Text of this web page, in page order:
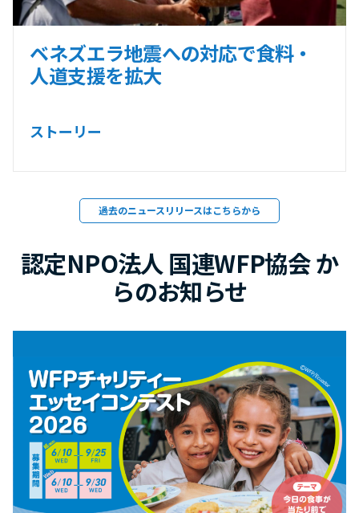
ベネズエラ地震への対応で食料・
人道支援を拡大
ストーリー
過去のニュースリリースはこちらから
認定NPO法人 国連WFP協会 か
らのお知らせ